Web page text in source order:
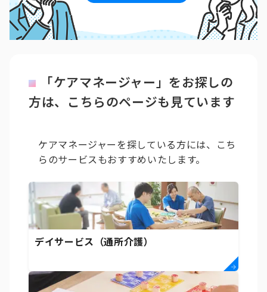
「ケアマネージャー」をお探しの
方は、こちらのページも見ています
ケアマネージャーを探している方には、こち
らのサービスもおすすめいたします。
デイサービス（通所介護）